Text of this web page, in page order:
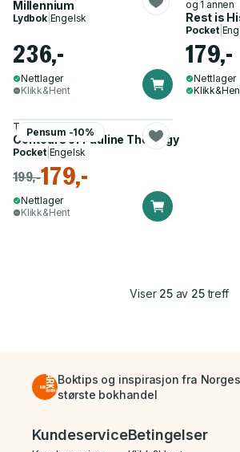
Millennium
Lydbok| Engelsk
236,-
Nettlager
Klikk&Hent
og 1 annen
Rest is
Pocket|
179,-
Nettlager
Pensum -10%
Tom Holland
Contours of Pauline Theology
Pocket| Engelsk
199,-179,-
Nettlager
Klikk&Hent
Viser 25av 25treff
Boktips og inspirasjon fra Norges
største bokhandel
Bunnmeny
KundeserviceBetingelser